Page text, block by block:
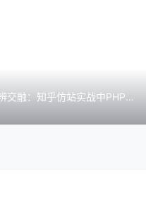
交融：知乎仿站实战中PHP框